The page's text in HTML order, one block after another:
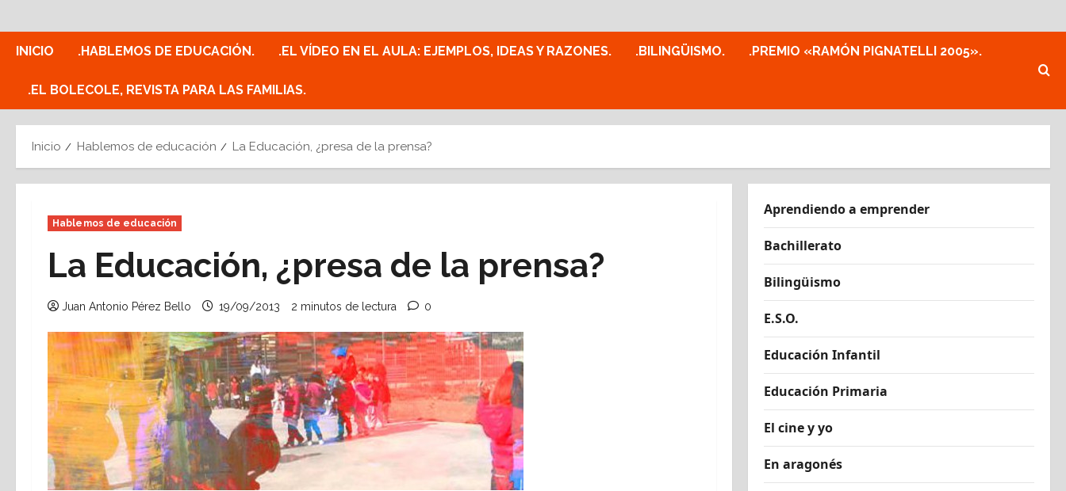
al
contenido
INICIO .HABLEMOS DE EDUCACIÓN. .EL VÍDEO EN EL AULA: EJEMPLOS, IDEAS Y RAZONES. .BILINGÜISMO. .PREMIO «RAMÓN PIGNATELLI 2005».
.EL BOLECOLE, REVISTA PARA LAS FAMILIAS.
Inicio Hablemos de educación La Educación, ¿presa de la prensa?
Hablemos de educación
La Educación, ¿presa de la prensa?
Juan Antonio Pérez Bello 19/09/2013 2 minutos de lectura 0
Aprendiendo a emprender
Bachillerato
Bilingüismo
E.S.O.
Educación Infantil
Educación Primaria
El cine y yo
En aragonés